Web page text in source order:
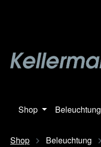
Shop Beleuchtung
Shop Beleuchtung